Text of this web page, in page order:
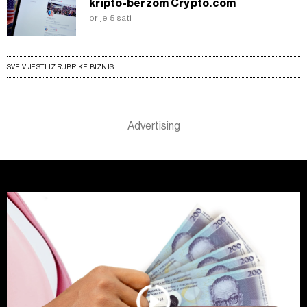
kripto-berzom Crypto.com
prije 5 sati
SVE VIJESTI IZ RUBRIKE BIZNIS